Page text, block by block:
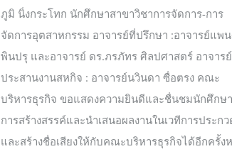
ภูมิ นิ่งกระโทก นักศึกษาสาขาวิชาการจัดการ-การ
จัดการอุตสาหกรรม อาจารย์ที่ปรึกษา :อาจารย์แพ
พินปรุ และอาจารย์ ดร.ภรภัทร ศิลปศาสตร์ อาจาร
ประสานงานสหกิจ : อาจารย์นวินดา ซื่อตรง คณะ
บริหารธุรกิจ ขอแสดงความยินดีและชื่นชมนักศึกษ
การสร้างสรรค์และนำเสนอผลงานในเวทีการประกว
และสร้างชื่อเสียงให้กับคณะบริหารธุรกิจได้อีกครั้ง